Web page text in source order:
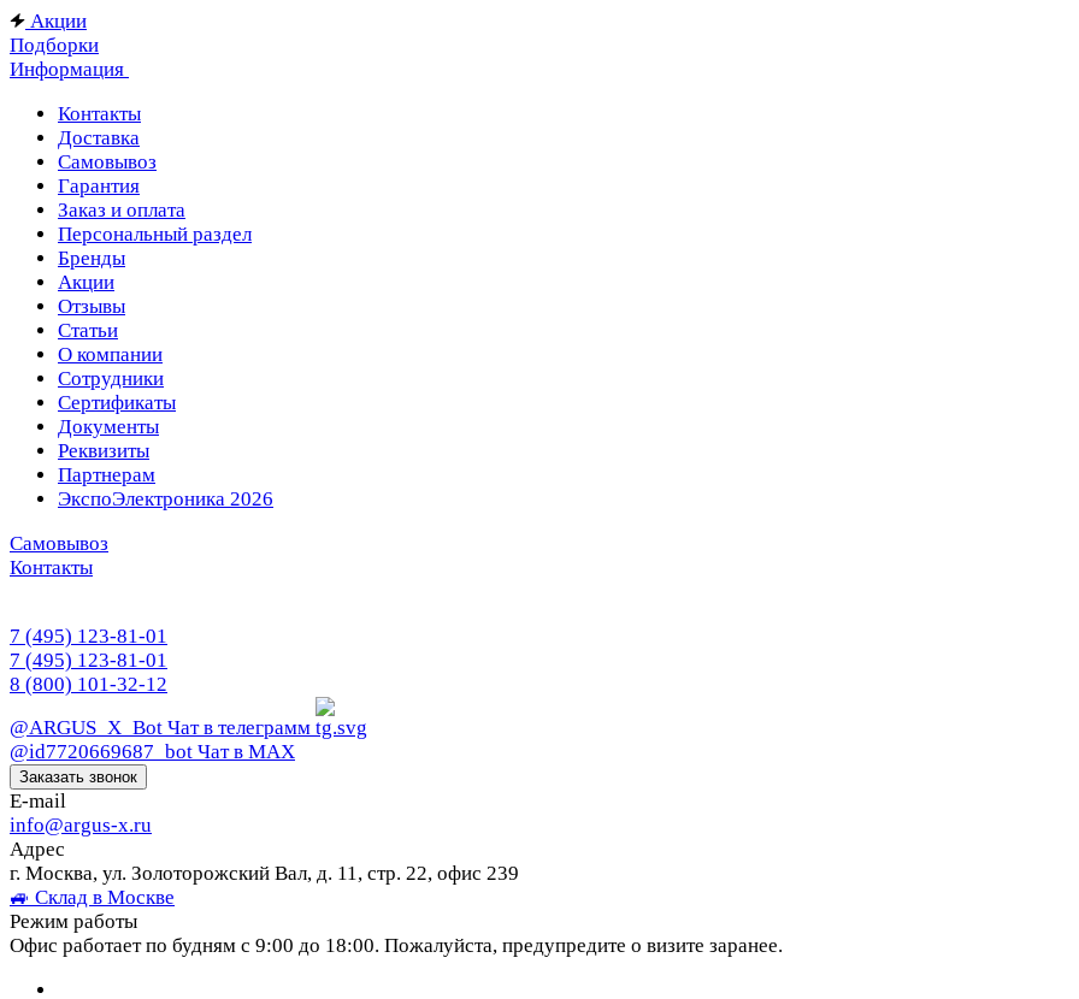
Акции
Подборки
Информация
Контакты
Доставка
Самовывоз
Гарантия
Заказ и оплата
Персональный раздел
Бренды
Акции
Отзывы
Статьи
О компании
Сотрудники
Сертификаты
Документы
Реквизиты
Партнерам
ЭкспоЭлектроника 2026
Самовывоз
Контакты
7 (495) 123-81-01
7 (495) 123-81-01
8 (800) 101-32-12
@ARGUS_X_Bot Чат в телеграмм
@id7720669687_bot Чат в МАХ
Заказать звонок
E-mail
info@argus-x.ru
Адрес
г. Москва, ул. Золоторожский Вал, д. 11, стр. 22, офис 239
🚙 Склад в Москве
Режим работы
Офис работает по будням с 9:00 до 18:00. Пожалуйста, предупредите о визите заранее.